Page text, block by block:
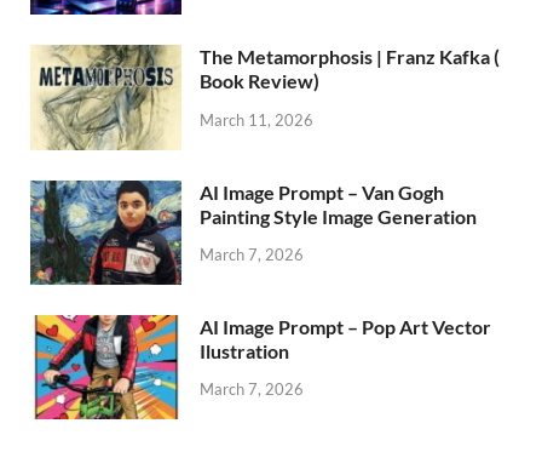
The Metamorphosis | Franz Kafka (
Book Review)
March 11, 2026
AI Image Prompt – Van Gogh
Painting Style Image Generation
March 7, 2026
AI Image Prompt – Pop Art Vector
Ilustration
March 7, 2026